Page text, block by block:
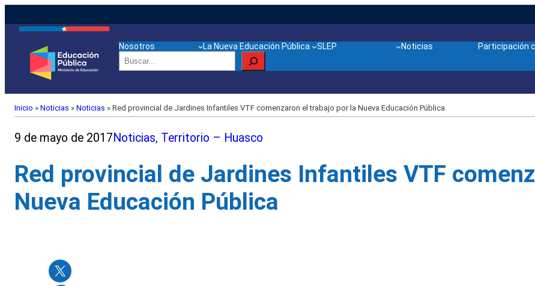
Nosotros La Nueva Educación Pública SLEP Noticias Participación
Buscar
Inicio » Noticias » Noticias » Red provincial de Jardines Infantiles VTF comenzaron el trabajo por la Nueva Educación Pública
9 de mayo de 2017Noticias, Territorio – Huasco
Red provincial de Jardines Infantiles VTF
Nueva Educación Pública